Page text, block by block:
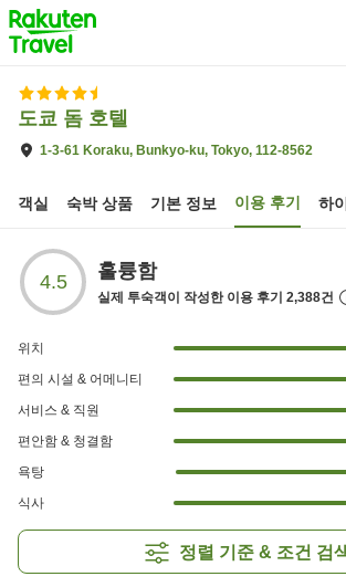
to
top
page
도쿄 돔 호텔
1-3-61 Koraku, Bunkyo-ku, Tokyo, 112-8562
객실 숙박 상품 기본 정보 이용 후기 하
4.5 훌륭함
실제 투숙객이 작성한 이용 후기 2,388건
위치
편의 시설 & 어메니티
서비스 & 직원
편안함 & 청결함
욕탕
식사
정렬 기준 & 조건 검